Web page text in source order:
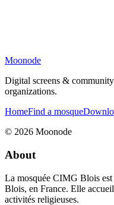
Moonode
Digital screens &
organizations.
HomeFind a mosque
© 2026 Moonode
About
La mosquée CIMG Blois
Blois, en France. Elle
activités religieuses.